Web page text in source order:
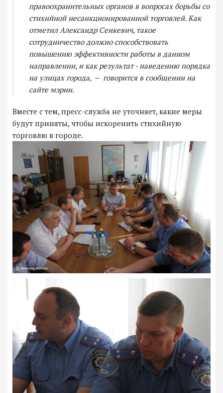
правоохранительных органов в вопросах борьбы со
стихийной несанкционированной торговлей. Как
отметил Александр Сенкевич, такое
сотрудничество должно способствовать
повышению эффективности работы в данном
направлении, и как результат - наведению порядка
на улицах города, ‒ говорится в сообщении на
сайте мэрии.
Вместе с тем, пресс-служба не уточняет, какие меры
будут приняты, чтобы искоренить стихийную
торговлю в городе.